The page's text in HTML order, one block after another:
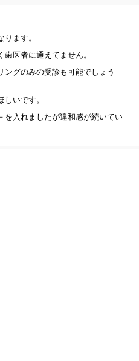
ます。
医者に通えてません。
グのみの受診も可能でしょう
いです。
を入れましたが違和感が続いてい